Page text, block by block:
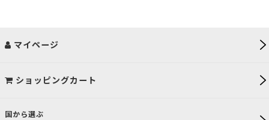
国から選ぶ
マイページ
ショッピングカート